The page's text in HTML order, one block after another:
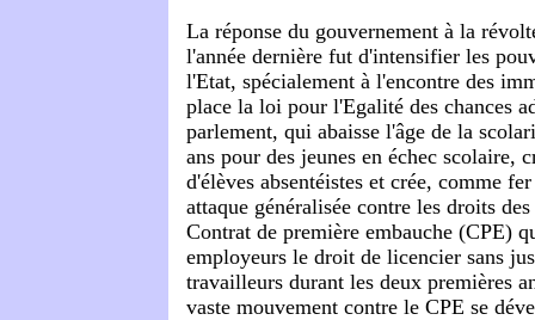
La réponse du gouvernement à la
l'année dernière fut d'intensifier les
l'Etat, spécialement à l'encontre des
place la loi pour l'Egalité des chances
parlement, qui abaisse l'âge de la
ans pour des jeunes en échec scolaire,
d'élèves absentéistes et crée, comme
attaque généralisée contre les droits
Contrat de première embauche (CPE)
employeurs le droit de licencier sans
travailleurs durant les deux premières
vaste mouvement contre le CPE se